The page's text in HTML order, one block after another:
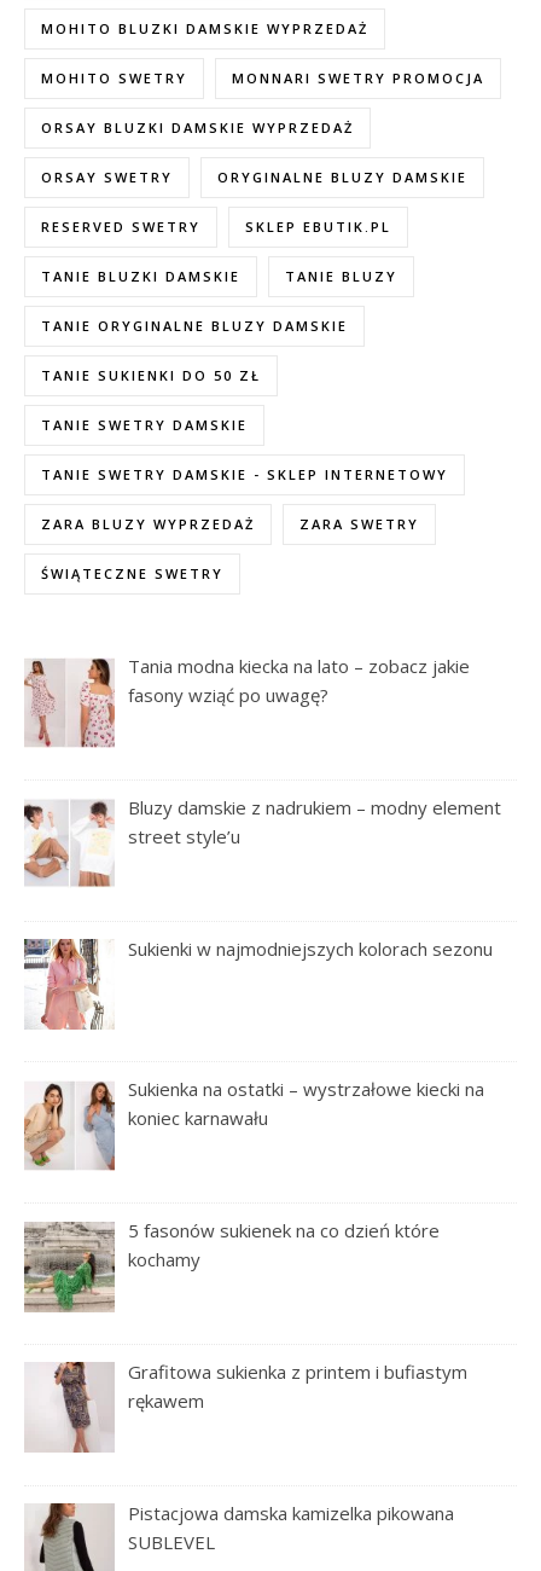
MOHITO BLUZKI DAMSKIE WYPRZEDAŻ
MOHITO SWETRY MONNARI SWETRY PROMOCJA
ORSAY BLUZKI DAMSKIE WYPRZEDAŻ
ORSAY SWETRY ORYGINALNE BLUZY DAMSKIE
RESERVED SWETRY SKLEP EBUTIK.PL
TANIE BLUZKI DAMSKIE TANIE BLUZY
TANIE ORYGINALNE BLUZY DAMSKIE
TANIE SUKIENKI DO 50 ZŁ
TANIE SWETRY DAMSKIE
TANIE SWETRY DAMSKIE - SKLEP INTERNETOWY
ZARA BLUZY WYPRZEDAŻ ZARA SWETRY
ŚWIĄTECZNE SWETRY
Tania modna kiecka na lato – zobacz jakie
fasony wziąć po uwagę?
Bluzy damskie z nadrukiem – modny element
street style’u
Sukienki w najmodniejszych kolorach sezonu
Sukienka na ostatki – wystrzałowe kiecki na
koniec karnawału
5 fasonów sukienek na co dzień które
kochamy
Grafitowa sukienka z printem i bufiastym
rękawem
Pistacjowa damska kamizelka pikowana
SUBLEVEL